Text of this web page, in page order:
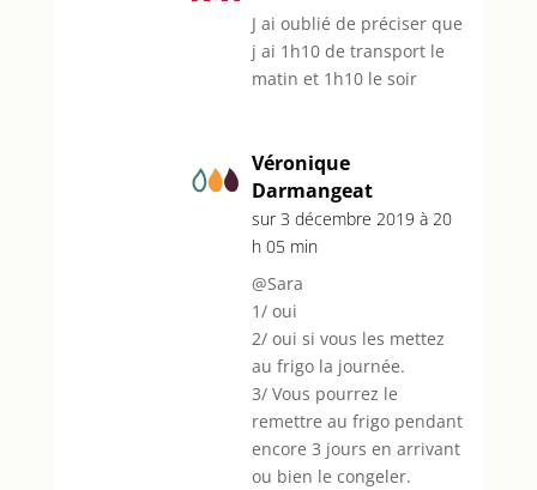
J ai oublié de préciser que
j ai 1h10 de transport le
matin et 1h10 le soir
Véronique
Darmangeat
sur 3 décembre 2019 à 20
h 05 min
@Sara
1/ oui
2/ oui si vous les mettez
au frigo la journée.
3/ Vous pourrez le
remettre au frigo pendant
encore 3 jours en arrivant
ou bien le congeler.